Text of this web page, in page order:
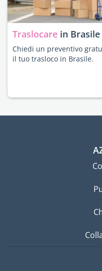
Traslocare in Brasile
Chiedi un preventivo
il tuo trasloco in Brasile.